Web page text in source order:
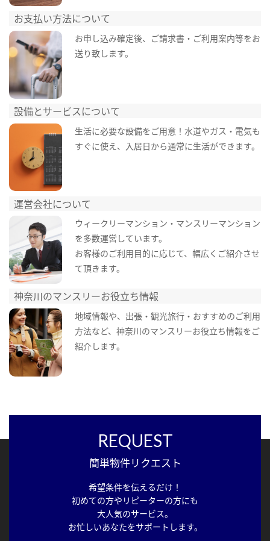
お支払い方法について
お申し込み確定後、ご請求書・ご利用案内等をお
送り致します。
設備とサービスについて
生活に必要な設備をご用意！水道やガス・電気も
すぐに使え、入居日から通常に生活ができます。
運営会社について
ウィークリーマンション・マンスリーマンション
を多数運営しています。
お客様のご利用目的に応じて、幅広くご紹介させ
て頂きます。
神奈川のマンスリーお役立ち情報
地域情報や、出張・観光旅行・おすすめのご利用
方法など、神奈川のマンスリーお役立ち情報をご
紹介します。
REQUEST
簡単物件リクエスト
希望条件を伝えるだけ！
初めての方やリピーターの方にも
大人気のサービス。
お忙しいあなたをサポートします。